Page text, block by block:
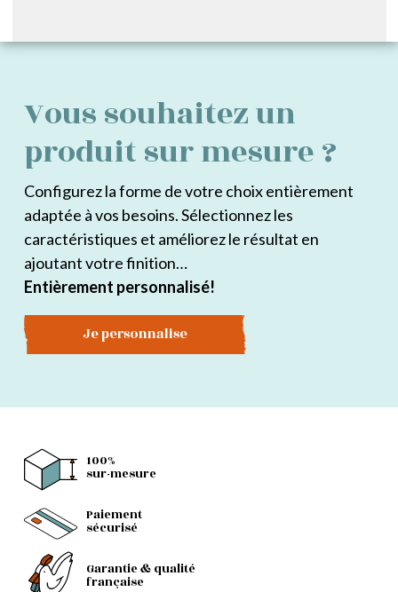
Vous souhaitez un
produit sur mesure ?
Configurez la forme de votre choix entièrement
adaptée à vos besoins. Sélectionnez les
caractéristiques et améliorez le résultat en
ajoutant votre finition…
Entièrement personnalisé!
Je personnalise
100%
sur-mesure
Paiement
sécurisé
Garantie & qualité
française